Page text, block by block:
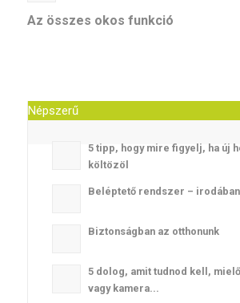
Az összes okos funkció
Népszerű
5 tipp, hogy mire figyelj, ha új
költözöl
Beléptető rendszer –
Biztonságban az otthonunk
5 dolog, amit tudnod kell,
vagy kamera...